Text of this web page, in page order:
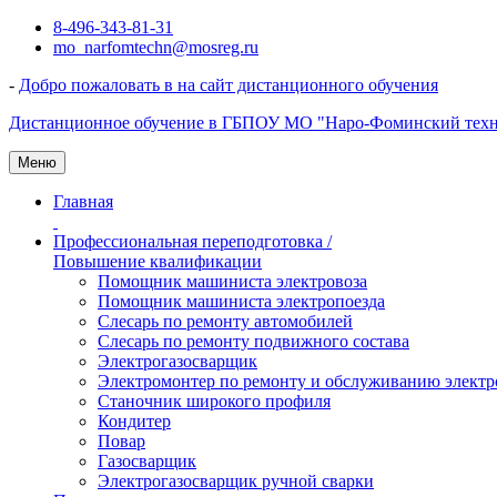
Перейти8-496-343-81-31
mo_narfomtechn@mosreg.ru
- Добро пожаловать в на сайт дистанционного обучения
Дистанционное обучение в ГБПОУ МО "Наро-Фоминский
Меню
Главная
Профессиональная переподготовка /
Повышение квалификации
Помощник машиниста электровоза
Помощник машиниста электропоезда
Слесарь по ремонту автомобилей
Слесарь по ремонту подвижного состава
Электрогазосварщик
Электромонтер по ремонту и обслуживанию
Станочник широкого профиля
Кондитер
Повар
Газосварщик
Электрогазосварщик ручной сварки